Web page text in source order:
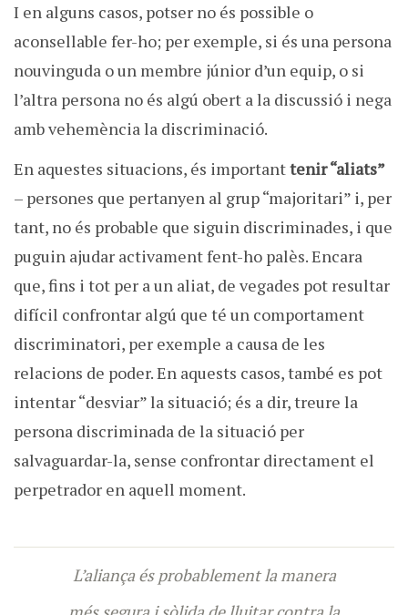
I en alguns casos, potser no és possible o
aconsellable fer-ho; per exemple, si és una persona
nouvinguda o un membre júnior d’un equip, o si
l’altra persona no és algú obert a la discussió i nega
amb vehemència la discriminació.
En aquestes situacions, és importanttenir “aliats”
– persones que pertanyen al grup “majoritari” i, per
tant, no és probable que siguin discriminades, i que
puguin ajudar activament fent-ho palès. Encara
que, fins i tot per a un aliat, de vegades pot resultar
difícil confrontar algú que té un comportament
discriminatori, per exemple a causa de les
relacions de poder. En aquests casos, també es pot
intentar “desviar” la situació; és a dir, treure la
persona discriminada de la situació per
salvaguardar-la, sense confrontar directament el
perpetrador en aquell moment.
L’aliança és probablement la manera